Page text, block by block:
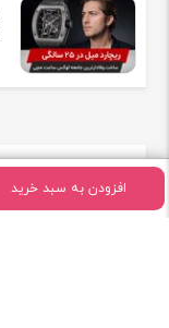
افزودن به سبد خرید
اطلاعات تماس